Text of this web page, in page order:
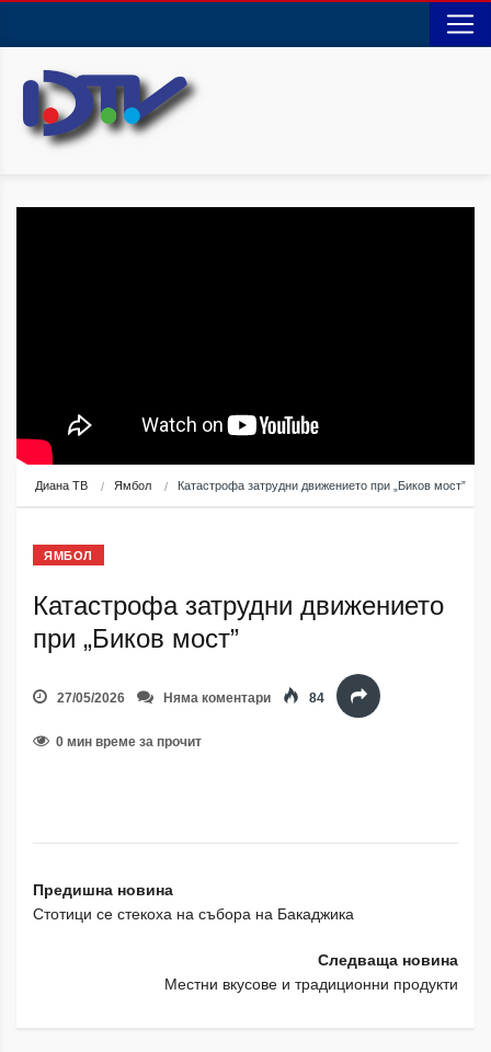
Диана ТВ Ямбол Катастрофа затрудни движението при „Биков мост”
ЯМБОЛ
Катастрофа затрудни движението
при „Биков мост”
27/05/2026 Няма коментари 84
0 мин време за прочит
Предишна новина
Стотици се стекоха на събора на Бакаджика
Следваща новина
Местни вкусове и традиционни продукти